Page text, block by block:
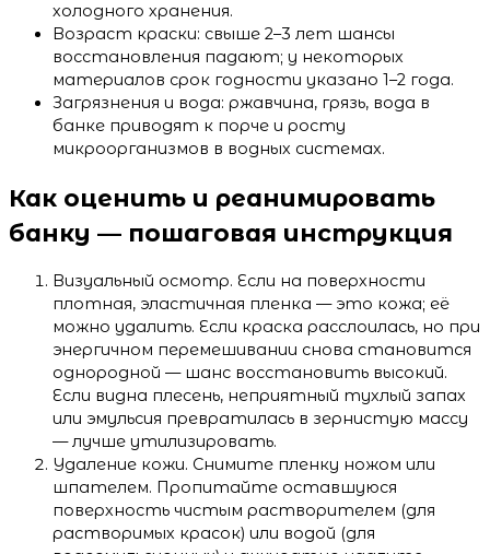
холодного хранения.
Возраст краски: свыше 2–3 лет шансы
восстановления падают; у некоторых
материалов срок годности указано 1–2 года.
Загрязнения и вода: ржавчина, грязь, вода в
банке приводят к порче и росту
микроорганизмов в водных системах.
Как оценить и реанимировать
банку — пошаговая инструкция
Визуальный осмотр. Если на поверхности
плотная, эластичная пленка — это кожа; её
можно удалить. Если краска расслоилась, но при
энергичном перемешивании снова становится
однородной — шанс восстановить высокий.
Если видна плесень, неприятный тухлый запах
или эмульсия превратилась в зернистую массу
— лучше утилизировать.
Удаление кожи. Снимите пленку ножом или
шпателем. Пропитайте оставшуюся
поверхность чистым растворителем (для
растворимых красок) или водой (для